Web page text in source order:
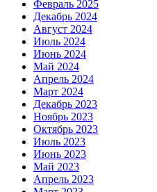
Февраль 2025
Декабрь 2024
Август 2024
Июль 2024
Июнь 2024
Май 2024
Апрель 2024
Март 2024
Декабрь 2023
Ноябрь 2023
Октябрь 2023
Июль 2023
Июнь 2023
Май 2023
Апрель 2023